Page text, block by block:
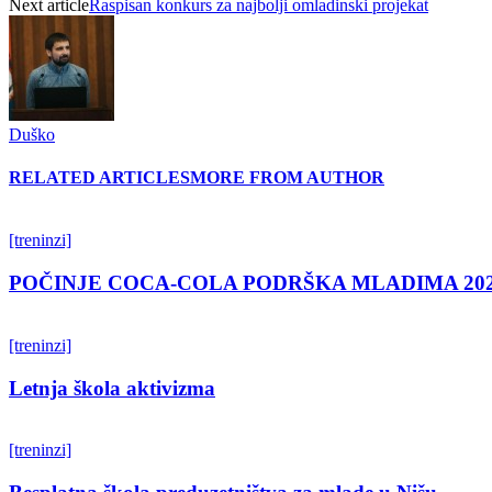
Next articleRaspisan konkurs za najbolji omladinski projekat
Duško
RELATED ARTICLESMORE FROM AUTHOR
[treninzi]
POČINJE COCA-COLA PODRŠKA MLADIMA
[treninzi]
Letnja škola aktivizma
[treninzi]